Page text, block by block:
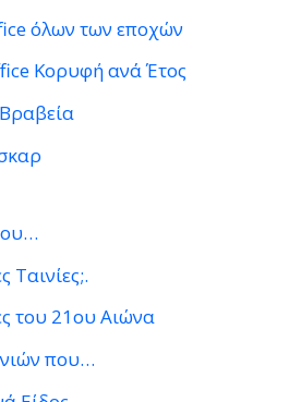
όλων των εποχών
Κορυφή ανά Έτος
Ταινίες;.
του 21ου Αιώνα
που…